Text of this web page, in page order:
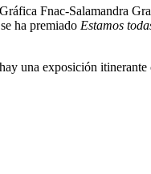
Fnac-Salamandra
ha premiado Estamos
una exposición